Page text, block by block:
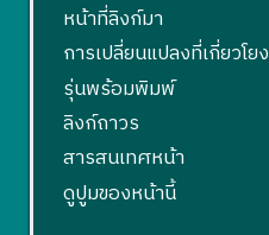
หน้าที่ลิงก์มา
การเปลี่ยนแปลงที่เกี่ยวโยง
รุ่นพร้อมพิมพ์
ลิงก์ถาวร
สารสนเทศหน้า
ดูปูมของหน้านี้